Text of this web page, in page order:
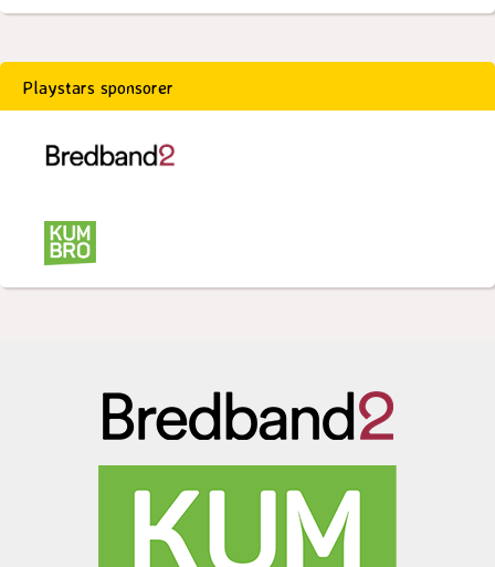
Playstars sponsorer